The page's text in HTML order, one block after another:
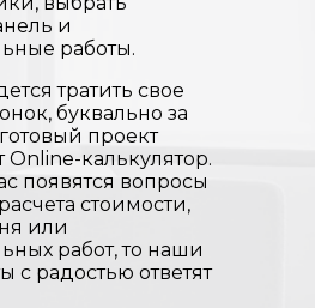
и
работы.
тратить свое
буквально за
проект
калькулятор.
появятся вопросы
стоимости,
или
работ, то наши
с радостью ответят